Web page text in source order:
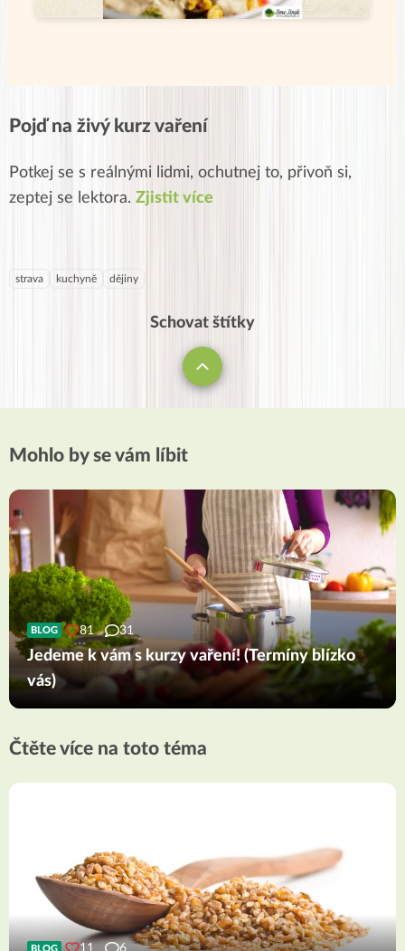
Pojď na živý kurz vaření
Potkej se s reálnými lidmi, ochutnej to, přivoň si,
zeptej se lektora. Zjistit více
strava kuchyně dějiny
Schovat štítky
Mohlo by se vám líbit
BLOG 81 31
Jedeme k vám s kurzy vaření! (Termíny blízko
vás)
Čtěte více na toto téma
BLOG 11 6